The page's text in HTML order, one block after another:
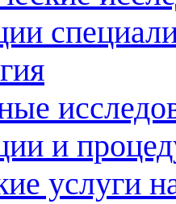
и
услуги